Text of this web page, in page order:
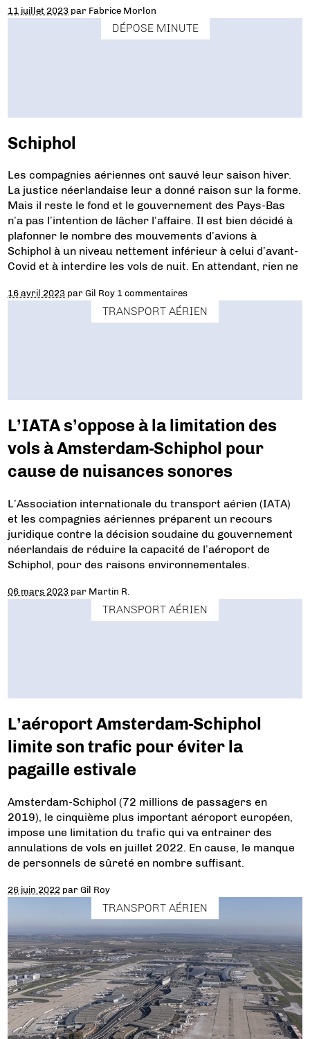
11 juillet 2023 par Fabrice Morlon
DÉPOSE MINUTE
Schiphol
Les compagnies aériennes ont sauvé leur saison hiver.
La justice néerlandaise leur a donné raison sur la forme.
Mais il reste le fond et le gouvernement des Pays-Bas
n’a pas l’intention de lâcher l’affaire. Il est bien décidé à
plafonner le nombre des mouvements d’avions à
Schiphol à un niveau nettement inférieur à celui d’avant-
Covid et à interdire les vols de nuit. En attendant, rien ne
16 avril 2023 parGil Roy 1 commentaires
TRANSPORT AÉRIEN
L’IATA s’oppose à la limitation des
vols à Amsterdam-Schiphol pour
cause de nuisances sonores
L’Association internationale du transport aérien (IATA)
et les compagnies aériennes préparent un recours
juridique contre la décision soudaine du gouvernement
néerlandais de réduire la capacité de l’aéroport de
Schiphol, pour des raisons environnementales.
06 mars 2023 par Martin R.
TRANSPORT AÉRIEN
L’aéroport Amsterdam-Schiphol
limite son trafic pour éviter la
pagaille estivale
Amsterdam-Schiphol (72 millions de passagers en
2019), le cinquième plus important aéroport européen,
impose une limitation du trafic qui va entrainer des
annulations de vols en juillet 2022. En cause, le manque
de personnels de sûreté en nombre suffisant.
26 juin 2022 parGil Roy
TRANSPORT AÉRIEN